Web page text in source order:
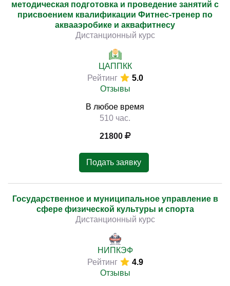
методическая подготовка и проведение занятий с
присвоением квалификации Фитнес-тренер по
аквааэробике и аквафитнесу
Дистанционный курс
ЦАППКК
Рейтинг
5.0
Отзывы
В любое время
510 час.
21800
Подать заявку
Государственное и муниципальное управление в
сфере физической культуры и спорта
Дистанционный курс
НИПКЭФ
Рейтинг
4.9
Отзывы